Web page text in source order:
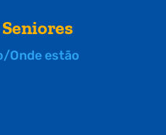
Onde estão